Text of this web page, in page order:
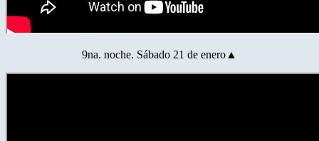
9na. noche. Sábado 21 de enero▲